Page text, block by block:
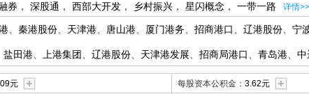
券 ， 深股通 ， 西部大开发 ， 乡村振兴 ， 星闪概念 ， 一带一路 详情>>
秦港股份 天津港 唐山港 厦门港务 招商港口 辽港股份 宁
盐田港 上港集团 辽港股份 天津港发展 招商局港口 青岛港 中
照港裕廊
元 每股资本公积金： 3.62元